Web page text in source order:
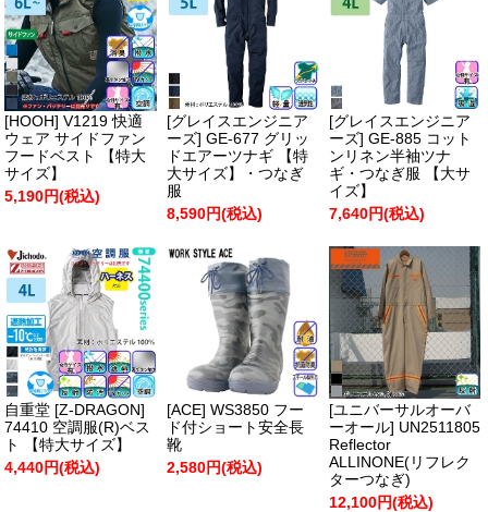
[HOOH] V1219 快適
ウェア サイドファン
フードベスト 【特大
サイズ】
5,190円(税込)
[グレイスエンジニア
ーズ] GE-677 グリッ
ドエアーツナギ 【特
大サイズ】・つなぎ
服
8,590円(税込)
[グレイスエンジニア
ーズ] GE-885 コット
ンリネン半袖ツナ
ギ・つなぎ服 【大サ
イズ】
7,640円(税込)
自重堂 [Z-DRAGON]
74410 空調服(R)ベス
ト 【特大サイズ】
4,440円(税込)
[ACE] WS3850 フー
ド付ショート安全長
靴
2,580円(税込)
[ユニバーサルオーバ
ーオール] UN2511805
Reflector
ALLINONE(リフレク
ターつなぎ)
12,100円(税込)